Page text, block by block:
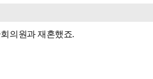
의원과 재혼했죠.